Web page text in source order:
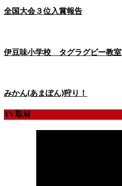
全国大会３位入賞報告
伊豆味小学校 タグラグビー教室
みかん(あまぽん)狩り！
TV取材